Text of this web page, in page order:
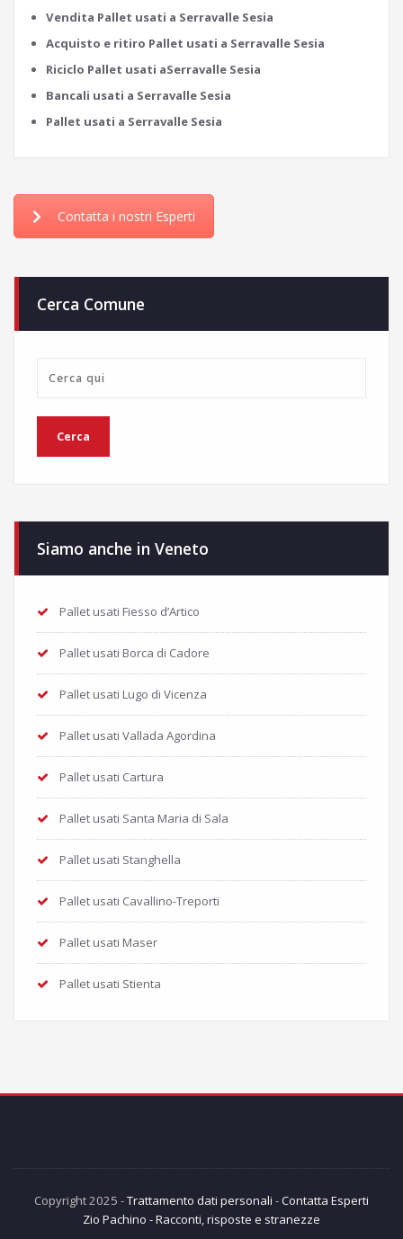
Vendita Pallet usati a Serravalle Sesia
Acquisto e ritiro Pallet usati a Serravalle Sesia
Riciclo Pallet usati aSerravalle Sesia
Bancali usati a Serravalle Sesia
Pallet usati a Serravalle Sesia
Contatta i nostri Esperti
Cerca Comune
Siamo anche in Veneto
Pallet usati Fiesso d’Artico
Pallet usati Borca di Cadore
Pallet usati Lugo di Vicenza
Pallet usati Vallada Agordina
Pallet usati Cartura
Pallet usati Santa Maria di Sala
Pallet usati Stanghella
Pallet usati Cavallino-Treporti
Pallet usati Maser
Pallet usati Stienta
Copyright 2025 -Trattamento dati personali -Contatta Esperti
Zio Pachino - Racconti, risposte e stranezze